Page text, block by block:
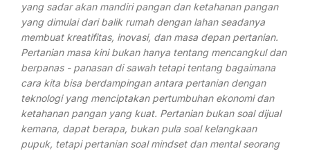
yang sadar akan mandiri pangan dan ketahanan pangan
yang dimulai dari balik rumah dengan lahan seadanya
membuat kreatifitas, inovasi, dan masa depan pertanian.
Pertanian masa kini bukan hanya tentang mencangkul dan
berpanas - panasan di sawah tetapi tentang bagaimana
cara kita bisa berdampingan antara pertanian dengan
teknologi yang menciptakan pertumbuhan ekonomi dan
ketahanan pangan yang kuat. Pertanian bukan soal dijual
kemana, dapat berapa, bukan pula soal kelangkaan
pupuk, tetapi pertanian soal mindset dan mental seorang